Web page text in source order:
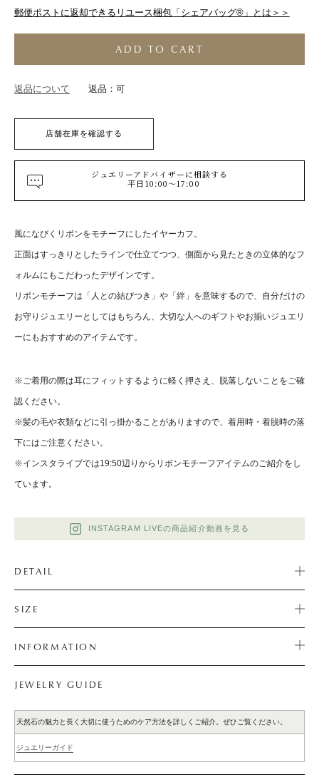
郵便ポストに返却できるリユース梱包「シェアバッグ®︎」とは＞＞
ADD TO CART
返品について 返品：可
店舗在庫を確認する
ジュエリーアドバイザーに相談する
平日10:00～17:00
風になびくリボンをモチーフにしたイヤーカフ。
正面はすっきりとしたラインで仕立てつつ、側面から見たときの立体的なフ
ォルムにもこだわったデザインです。
リボンモチーフは「人との結びつき」や「絆」を意味するので、自分だけの
お守りジュエリーとしてはもちろん、大切な人へのギフトやお揃いジュエリ
ーにもおすすめのアイテムです。
※ご着用の際は耳にフィットするように軽く押さえ、脱落しないことをご確
認ください。
※髪の毛や衣類などに引っ掛かることがありますので、着用時・着脱時の落
下にはご注意ください。
※インスタライブでは19:50辺りからリボンモチーフアイテムのご紹介をし
ています。
INSTAGRAM LIVEの商品紹介動画を見る
DETAIL
SIZE
INFORMATION
JEWELRY GUIDE
天然石の魅力と長く大切に使うためのケア方法を詳しくご紹介。ぜひご覧ください。
ジュエリーガイド